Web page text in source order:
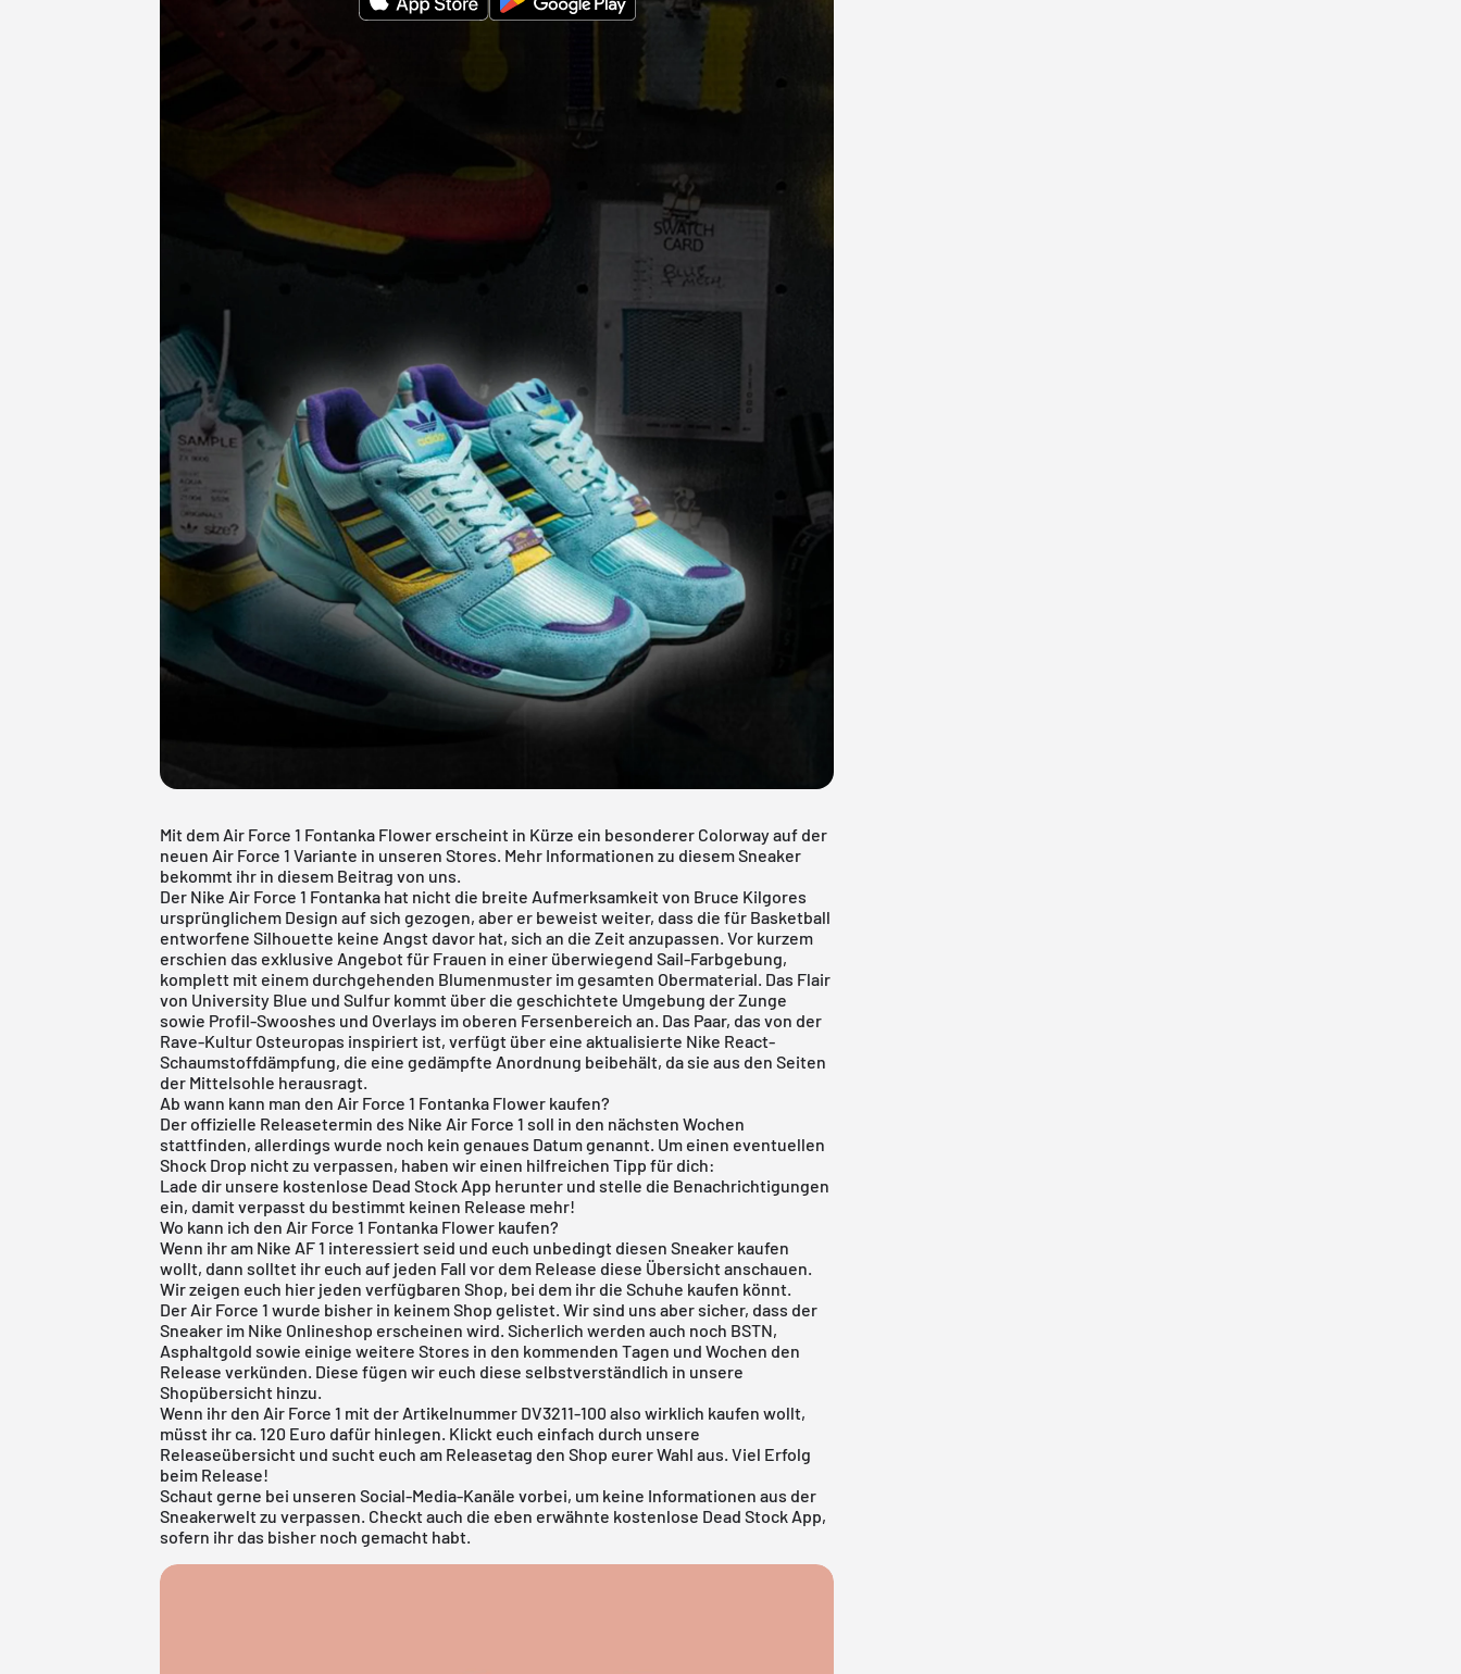
Mit dem Air Force 1 Fontanka Flower erscheint in Kürze ein besonderer Colorway auf der
neuen Air Force 1 Variante in unseren Stores. Mehr Informationen zu diesem Sneaker
bekommt ihr in diesem Beitrag von uns.
Der Nike Air Force 1 Fontanka hat nicht die breite Aufmerksamkeit von Bruce Kilgores
ursprünglichem Design auf sich gezogen, aber er beweist weiter, dass die für Basketball
entworfene Silhouette keine Angst davor hat, sich an die Zeit anzupassen. Vor kurzem
erschien das exklusive Angebot für Frauen in einer überwiegend Sail-Farbgebung,
komplett mit einem durchgehenden Blumenmuster im gesamten Obermaterial. Das Flair
von University Blue und Sulfur kommt über die geschichtete Umgebung der Zunge
sowie Profil-Swooshes und Overlays im oberen Fersenbereich an. Das Paar, das von der
Rave-Kultur Osteuropas inspiriert ist, verfügt über eine aktualisierte Nike React-
Schaumstoffdämpfung, die eine gedämpfte Anordnung beibehält, da sie aus den Seiten
der Mittelsohle herausragt.
Ab wann kann man den Air Force 1 Fontanka Flower kaufen?
Der offizielle Releasetermin des Nike Air Force 1 soll in den nächsten Wochen
stattfinden, allerdings wurde noch kein genaues Datum genannt. Um einen eventuellen
Shock Drop nicht zu verpassen, haben wir einen hilfreichen Tipp für dich:
Lade dir unsere kostenlose Dead Stock App herunter und stelle die Benachrichtigungen
ein, damit verpasst du bestimmt keinen Release mehr!
Wo kann ich den Air Force 1 Fontanka Flower kaufen?
Wenn ihr am Nike AF 1 interessiert seid und euch unbedingt diesen Sneaker kaufen
wollt, dann solltet ihr euch auf jeden Fall vor dem Release diese Übersicht anschauen.
Wir zeigen euch hier jeden verfügbaren Shop, bei dem ihr die Schuhe kaufen könnt.
Der Air Force 1 wurde bisher in keinem Shop gelistet. Wir sind uns aber sicher, dass der
Sneaker im Nike Onlineshop erscheinen wird. Sicherlich werden auch noch BSTN,
Asphaltgold sowie einige weitere Stores in den kommenden Tagen und Wochen den
Release verkünden. Diese fügen wir euch diese selbstverständlich in unsere
Shopübersicht hinzu.
Wenn ihr den Air Force 1 mit der Artikelnummer DV3211-100 also wirklich kaufen wollt,
müsst ihr ca. 120 Euro dafür hinlegen. Klickt euch einfach durch unsere
Releaseübersicht und sucht euch am Releasetag den Shop eurer Wahl aus. Viel Erfolg
beim Release!
Schaut gerne bei unseren Social-Media-Kanäle vorbei, um keine Informationen aus der
Sneakerwelt zu verpassen. Checkt auch die eben erwähnte kostenlose Dead Stock App,
sofern ihr das bisher noch gemacht habt.